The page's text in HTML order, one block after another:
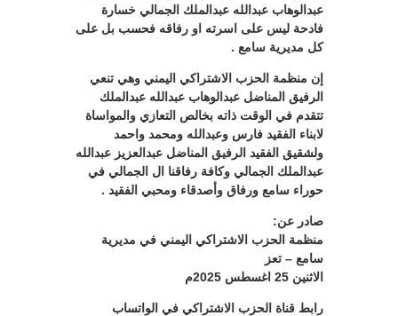
عبدالوهاب عبدالله عبدالملك الجمالي خسارة
فادحة ليس على اسرته او رفاقه فحسب بل على
كل مديرية سامع .
إن منظمة الحزب الاشتراكي اليمني وهي تنعي
الرفيق المناضل عبدالوهاب عبدالله عبدالملك
تتقدم في الوقت ذاته بخالص التعازي والمواساة
لابناء الفقيد فارس وعبدالله ومحمد واحمد
ولشقيق الفقيد الرفيق المناضل عبدالعزيز عبدالله
عبدالملك الجمالي وكافة رفاقنا ال الجمالي في
حوراء سامع ورفاق وأصدقاء ومحبي الفقيد .
صادر عن:
منظمة الحزب الاشتراكي اليمني في مديرية
سامع – تعز
الاثنين 25 اغسطس 2025م
رابط قناة الحزب الاشتراكي في الواتساب